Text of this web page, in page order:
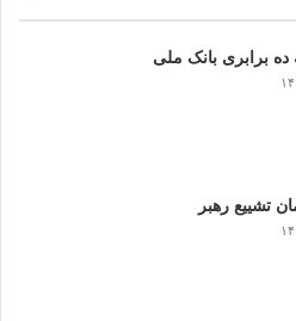
ده برابری بانک ملی
تشییع رهبر